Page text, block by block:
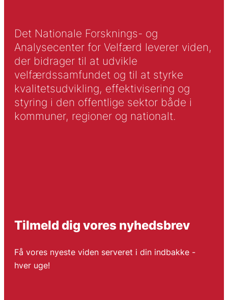
Det Nationale Forsknings- og
Analysecenter for Velfærd leverer viden,
der bidrager til at udvikle
velfærdssamfundet og til at styrke
kvalitetsudvikling, effektivisering og
styring i den offentlige sektor både i
kommuner, regioner og nationalt.
Tilmeld dig vores nyhedsbrev
Få vores nyeste viden serveret i din indbakke -
hver uge!